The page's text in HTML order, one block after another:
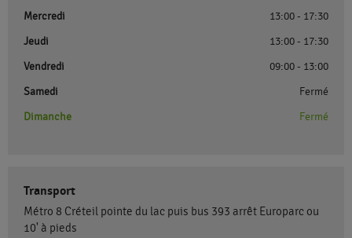
Mercredi 13:00 - 17:30
Jeudi 13:00 - 17:30
Vendredi 09:00 - 13:00
Samedi Fermé
Dimanche Fermé
Transport
Métro 8 Créteil pointe du lac puis bus 393 arrêt Europarc ou
10' à pieds